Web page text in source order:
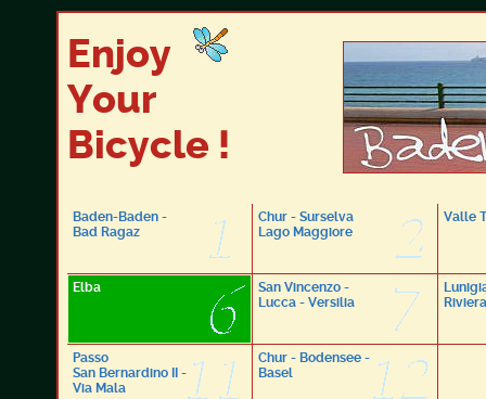
Enjoy
Your
Bicycle !
Baden-Baden -
Bad Ragaz
Chur - Surselva
Lago Maggiore
Valle
Elba
San Vincenzo -
Lucca - Versilia
Passo
San Bernardino II -
Via Mala
Chur - Bodensee -
Basel